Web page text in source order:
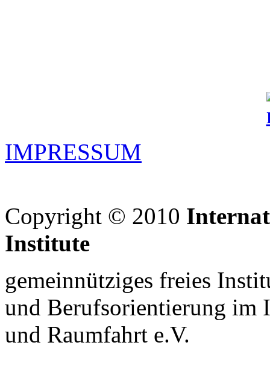
IMPRESSUM
Copyright © 2010
Institute
gemeinnütziges freies
und Berufsorientierung im
und Raumfahrt e.V.